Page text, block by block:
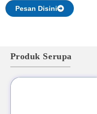
Pesan Disini
Produk Serupa